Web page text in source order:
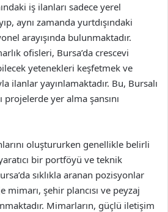
iş ilanları sadece yerel
aynı zamanda yurtdışındaki
arayışında bulunmaktadır.
ofisleri, Bursa’da crescevi
yetenekleri keşfetmek ve
ilanlar yayınlamaktadır. Bu, Bursalı
yer alma şansını
oluştururken genellikle belirli
bir portföyü ve teknik
sıklıkla aranan pozisyonlar
mimarı, şehir plancısı ve peyzaj
Mimarların, güçlü iletişim